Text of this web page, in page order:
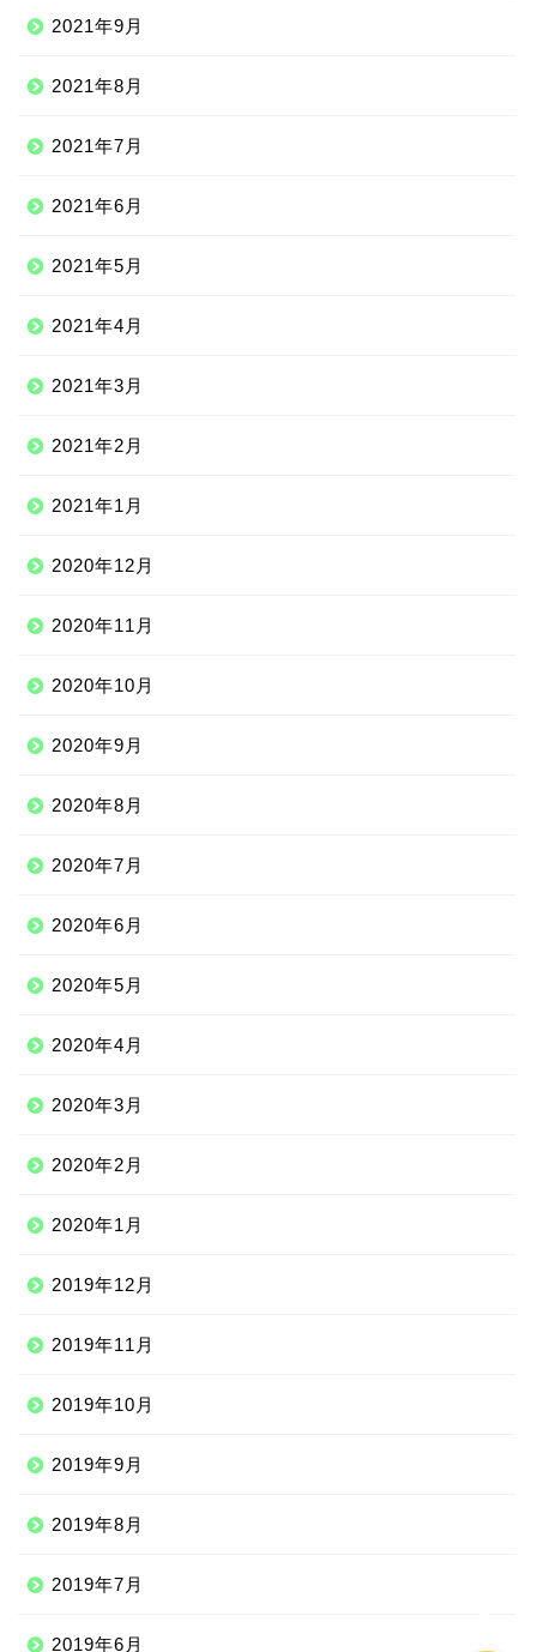
2021年9月
2021年8月
2021年7月
2021年6月
2021年5月
2021年4月
2021年3月
2021年2月
2021年1月
2020年12月
2020年11月
2020年10月
2020年9月
2020年8月
2020年7月
2020年6月
2020年5月
2020年4月
2020年3月
2020年2月
2020年1月
2019年12月
2019年11月
2019年10月
2019年9月
2019年8月
2019年7月
2019年6月